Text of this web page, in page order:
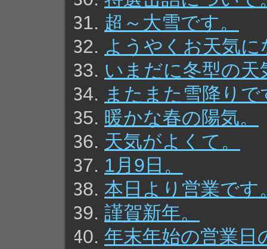
超～大雪です。
ようやくお天気
いまだに冬型の天
またまた雪降りで
暖かな春の陽気。
天気がよくて。
1月9日。
本日より営業です
謹賀新年。
年末年始の営業日